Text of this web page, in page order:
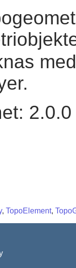
2.0.0
, TopoElement,